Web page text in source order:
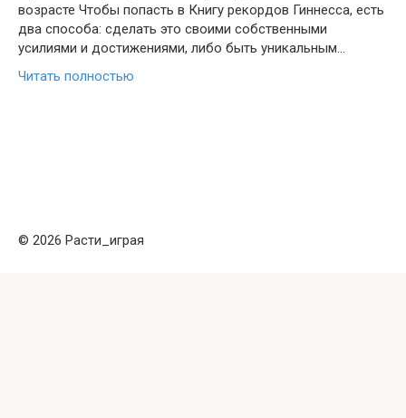
возрасте Чтобы попасть в Книгу рекордов Гиннесса, есть
два способа: сделать это своими собственными
усилиями и достижениями, либо быть уникальным…
Читать полностью
© 2026 Расти_играя